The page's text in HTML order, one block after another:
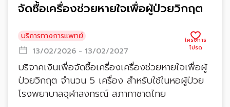
จัดซื้อเครื่องช่วยหายใจเพื่อผู้ป่วยวิกฤต
บริการทางการแพทย์
13/02/2026 - 13/02/2027
บริจาคเงินเพื่อจัดซื้อเครื่องเครื่องช่วยหายใจเพื่อผู้
ป่วยวิกฤต จำนวน 5 เครื่อง สำหรับใช้ในหอผู้ป่วย
โรงพยาบาลจุฬาลงกรณ์ สภากาชาดไทย